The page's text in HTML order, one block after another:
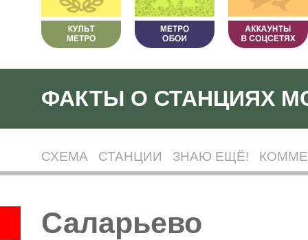
ФАКТЫ О СТАНЦИЯХ
СХЕМА СТАНЦИИ ЗНАЮ ЕЩЁ!
Саларьево